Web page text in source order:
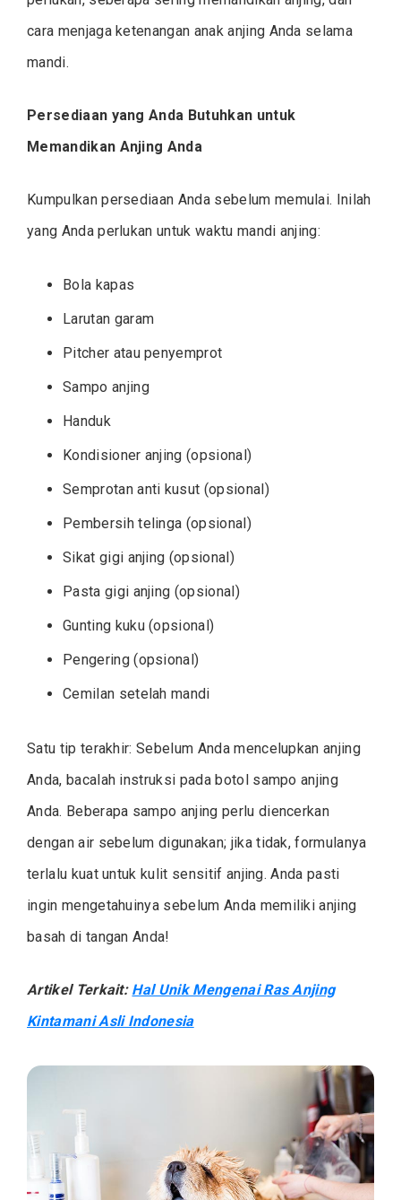
cara menjaga ketenangan anak anjing Anda selama
mandi.
Persediaan yang Anda Butuhkan untuk
Memandikan Anjing Anda
Kumpulkan persediaan Anda sebelum memulai. Inilah
yang Anda perlukan untuk waktu mandi anjing:
Bola kapas
Larutan garam
Pitcher atau penyemprot
Sampo anjing
Handuk
Kondisioner anjing (opsional)
Semprotan anti kusut (opsional)
Pembersih telinga (opsional)
Sikat gigi anjing (opsional)
Pasta gigi anjing (opsional)
Gunting kuku (opsional)
Pengering (opsional)
Cemilan setelah mandi
Satu tip terakhir: Sebelum Anda mencelupkan anjing
Anda, bacalah instruksi pada botol sampo anjing
Anda. Beberapa sampo anjing perlu diencerkan
dengan air sebelum digunakan; jika tidak, formulanya
terlalu kuat untuk kulit sensitif anjing. Anda pasti
ingin mengetahuinya sebelum Anda memiliki anjing
basah di tangan Anda!
Artikel Terkait: Hal Unik Mengenai Ras Anjing
Kintamani Asli Indonesia